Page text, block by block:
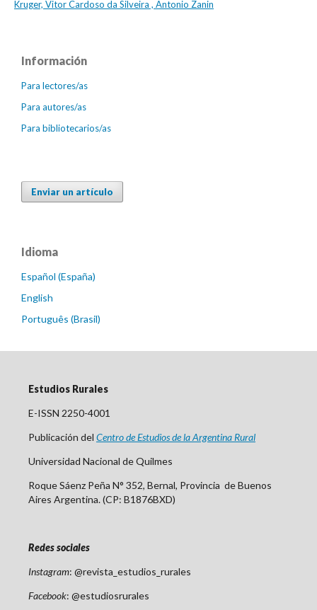
Kruger, Vitor Cardoso da Silveira , Antonio Zanin
Información
Para lectores/as
Para autores/as
Para bibliotecarios/as
Enviar un artículo
Idioma
Español (España)
English
Português (Brasil)
Estudios Rurales
E-ISSN 2250-4001
Publicación del Centrode Estudios de la Argentina Rural
Universidad Nacional de Quilmes
Roque Sáenz Peña N° 352, Bernal, Provincia de Buenos
Aires Argentina. (CP: B1876BXD)
Redes sociales
Instagram: @revista_estudios_rurales
Facebook: @estudiosrurales